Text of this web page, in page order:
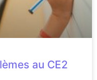
au CE2